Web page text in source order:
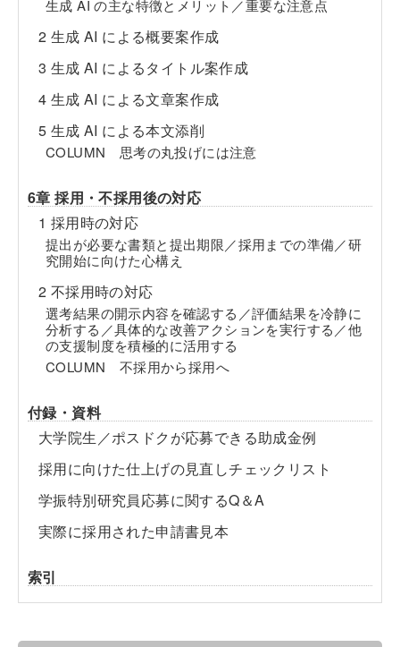
生成 AI の主な特徴とメリット／重要な注意点
2 生成 AI による概要案作成
3 生成 AI によるタイトル案作成
4 生成 AI による文章案作成
5 生成 AI による本文添削
COLUMN 思考の丸投げには注意
6章 採用・不採用後の対応
1 採用時の対応
提出が必要な書類と提出期限／採用までの準備／研
究開始に向けた心構え
2 不採用時の対応
選考結果の開示内容を確認する／評価結果を冷静に
分析する／具体的な改善アクションを実行する／他
の支援制度を積極的に活用する
COLUMN 不採用から採用へ
付録・資料
大学院生／ポスドクが応募できる助成金例
採用に向けた仕上げの見直しチェックリスト
学振特別研究員応募に関するQ＆A
実際に採用された申請書見本
索引